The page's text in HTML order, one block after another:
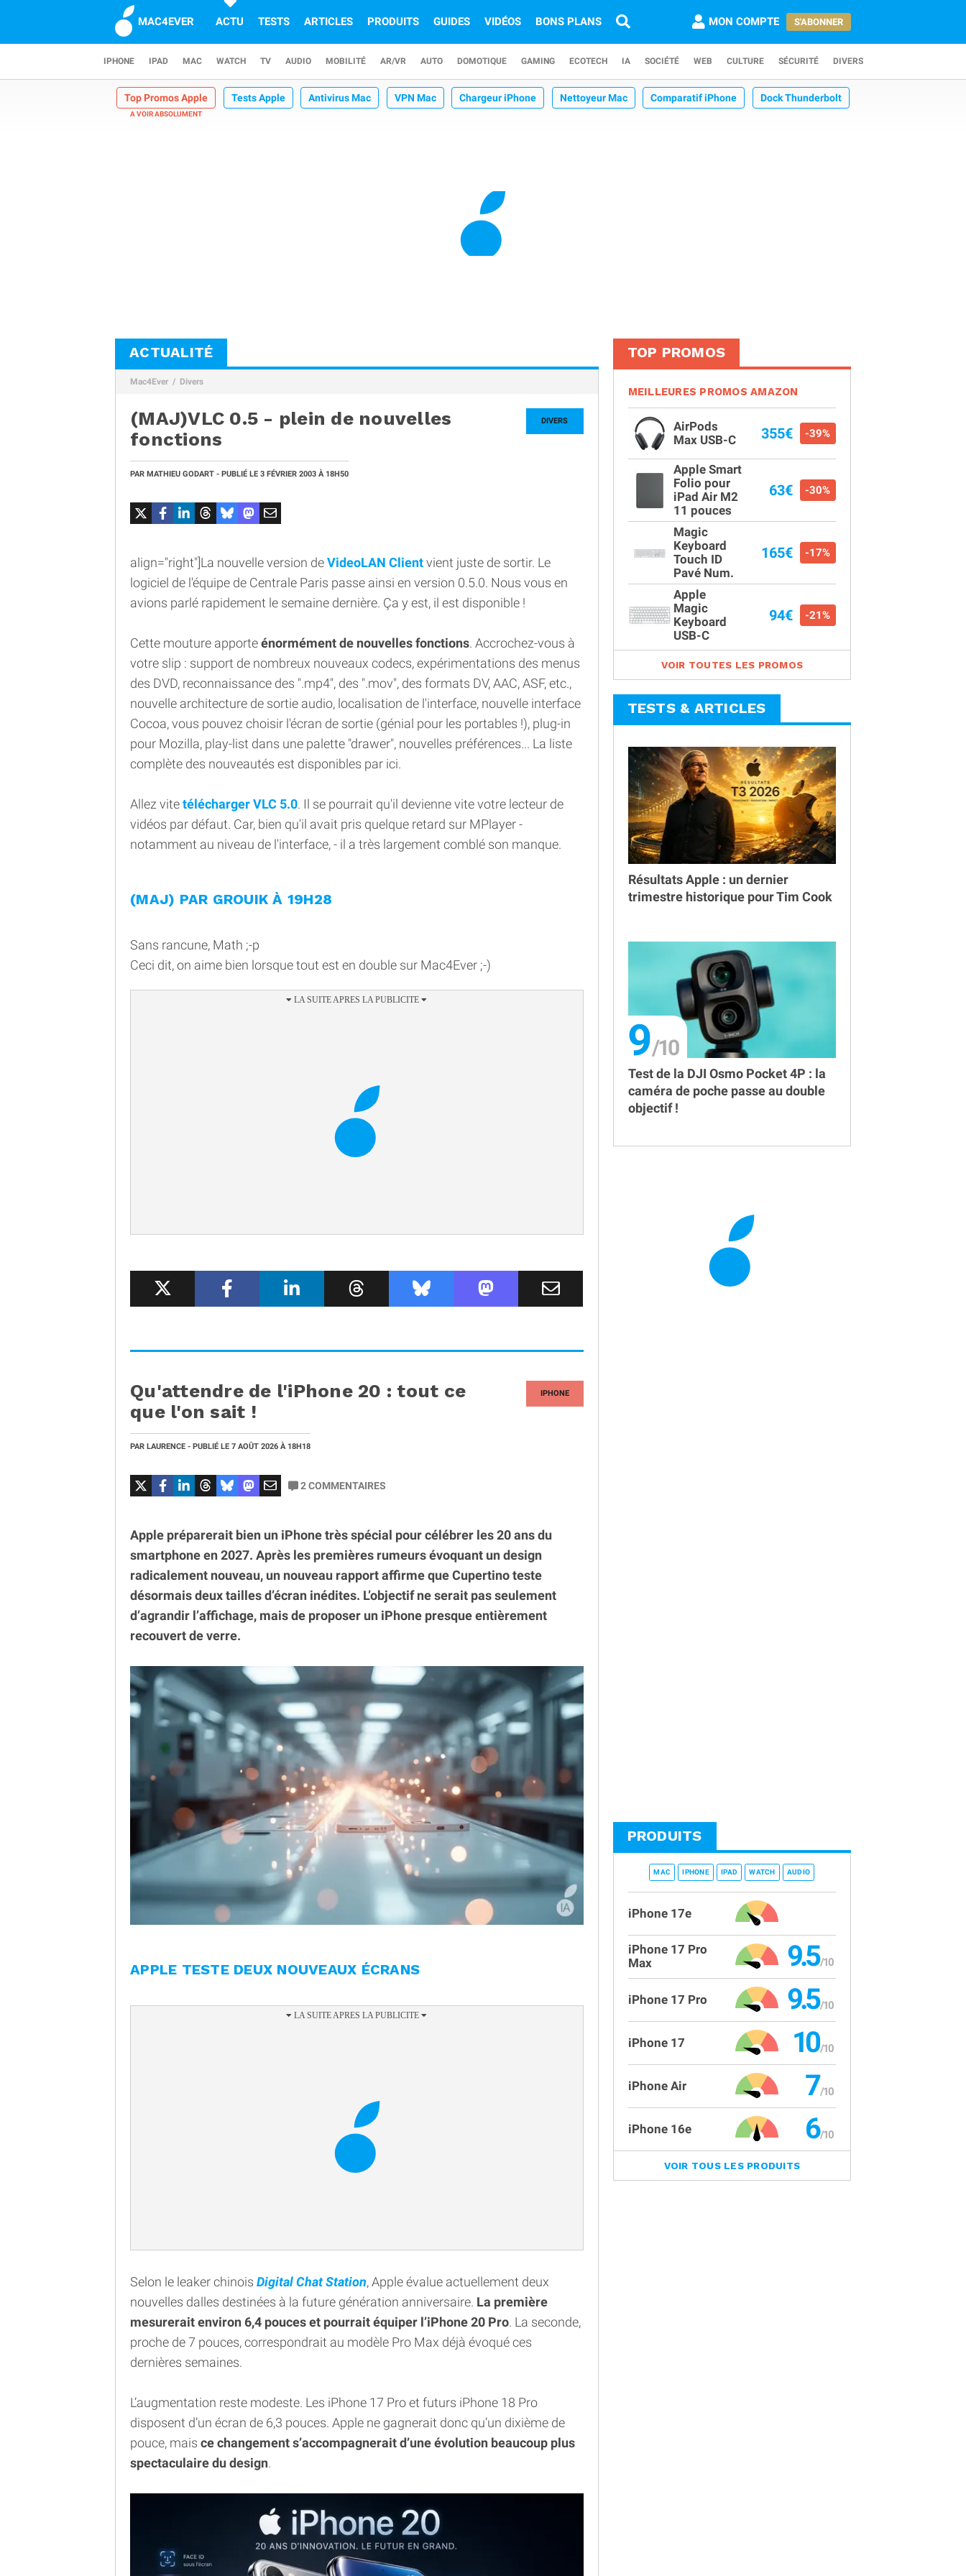
MAC4EVER ACTU TESTS ARTICLES PRODUITS GUIDES VIDÉOS BONS PLANS MON COMPTE S'ABONNER
IPHONE IPAD MAC WATCH TV AUDIO MOBILITÉ AR/VR AUTO DOMOTIQUE GAMING ECOTECH IA SOCIÉTÉ WEB CULTURE SÉCURITÉ DIVERS
Top Promos Apple Tests Apple Antivirus Mac VPN Mac Chargeur iPhone Nettoyeur Mac Comparatif iPhone Dock Thunderbolt
ACTUALITÉ
Mac4Ever Divers
DIVERS
(MAJ)VLC 0.5 - plein de nouvelles
fonctions
PAR MATHIEU GODART - PUBLIÉ LE 3 FÉVRIER 2003 À 18H50
align="right"]La nouvelle version deVideoLAN Clientvient juste de sortir. Le
logiciel de l'équipe de Centrale Paris passe ainsi en version 0.5.0. Nous vous en
avions parlé rapidement le semaine dernière. Ça y est, il est disponible !
Cette mouture apporteénormément de nouvelles fonctions. Accrochez-vous à
votre slip : support de nombreux nouveaux codecs, expérimentations des menus
des DVD, reconnaissance des ".mp4", des ".mov", des formats DV, AAC, ASF, etc.,
nouvelle architecture de sortie audio, localisation de l'interface, nouvelle interface
Cocoa, vous pouvez choisir l'écran de sortie (génial pour les portables !), plug-in
pour Mozilla, play-list dans une palette "drawer", nouvelles préférences... La liste
complète des nouveautés est disponibles par ici.
Allez vitetélécharger VLC 5.0. Il se pourrait qu'il devienne vite votre lecteur de
vidéos par défaut. Car, bien qu'il avait pris quelque retard sur MPlayer -
notamment au niveau de l'interface, - il a très largement comblé son manque.
(MAJ) PAR GROUIK À 19H28
Sans rancune, Math ;-p
Ceci dit, on aime bien lorsque tout est en double sur Mac4Ever ;-)
IPHONE
Qu'attendre de l'iPhone 20 : tout ce
que l'on sait !
PAR LAURENCE - PUBLIÉ LE 7 AOÛT 2026 À 18H18
2COMMENTAIRES
Apple préparerait bien un iPhone très spécial pour célébrer les 20 ans du
smartphone en 2027. Après les premières rumeurs évoquant un design
radicalement nouveau, un nouveau rapport affirme que Cupertino teste
désormais deux tailles d’écran inédites. L’objectif ne serait pas seulement
d’agrandir l’affichage, mais de proposer un iPhone presque entièrement
recouvert de verre.
APPLE TESTE DEUX NOUVEAUX ÉCRANS
Selon le leaker chinois Digital Chat Station, Apple évalue actuellement deux
nouvelles dalles destinées à la future génération anniversaire. La première
mesurerait environ 6,4 pouces et pourrait équiper l’iPhone 20 Pro. La seconde,
proche de 7 pouces, correspondrait au modèle Pro Max déjà évoqué ces
dernières semaines.
L’augmentation reste modeste. Les iPhone 17 Pro et futurs iPhone 18 Pro
disposent d’un écran de 6,3 pouces. Apple ne gagnerait donc qu’un dixième de
pouce, mais ce changement s’accompagnerait d’une évolution beaucoup plus
spectaculaire du design.
TOP PROMOS
MEILLEURES PROMOS AMAZON
AirPods
Max USB-C
355€ -39%
Apple Smart
Folio pour
iPad Air M2
11 pouces
63€ -30%
Magic
Keyboard
Touch ID
Pavé Num.
165€ -17%
Apple
Magic
Keyboard
USB-C
94€ -21%
VOIR TOUTES LES PROMOS
TESTS & ARTICLES
Résultats Apple : un dernier
trimestre historique pour Tim Cook
9
Test de la DJI Osmo Pocket 4P : la
caméra de poche passe au double
objectif !
PRODUITS
MAC IPHONE IPAD WATCH AUDIO
iPhone 17e
iPhone 17 Pro
Max
9.5
iPhone 17 Pro 9.5
iPhone 17 10
iPhone Air 7
iPhone 16e 6
VOIR TOUS LES PRODUITS